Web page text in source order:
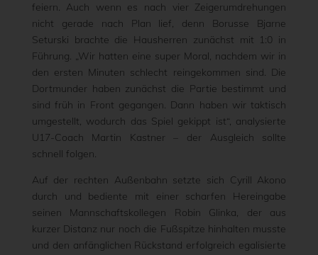
feiern. Auch wenn es nach vier Zeigerumdrehungen
nicht gerade nach Plan lief, denn Borusse Bjarne
Seturski brachte die Hausherren zunächst mit 1:0 in
Führung. „Wir hatten eine super Moral, nachdem wir in
den ersten Minuten schlecht reingekommen sind. Die
Dortmunder haben zunächst die Partie bestimmt und
sind früh in Front gegangen. Dann haben wir taktisch
umgestellt, wodurch das Spiel gekippt ist“, analysierte
U17-Coach Martin Kastner – der Ausgleich sollte
schnell folgen.
Auf der rechten Außenbahn setzte sich Cyrill Akono
durch und bediente mit einer scharfen Hereingabe
seinen Mannschaftskollegen Robin Glinka, der aus
kurzer Distanz nur noch die Fußspitze hinhalten musste
und den anfänglichen Rückstand erfolgreich egalisierte